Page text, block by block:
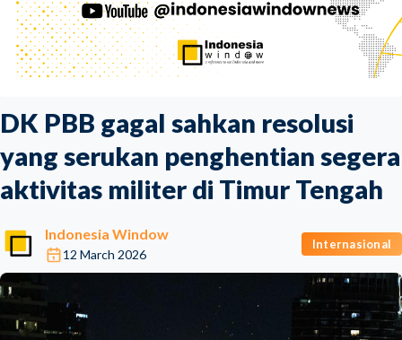
DK PBB gagal sahkan resolusi
yang serukan penghentian segera
aktivitas militer di Timur Tengah
Indonesia Window
12 March 2026
Internasional